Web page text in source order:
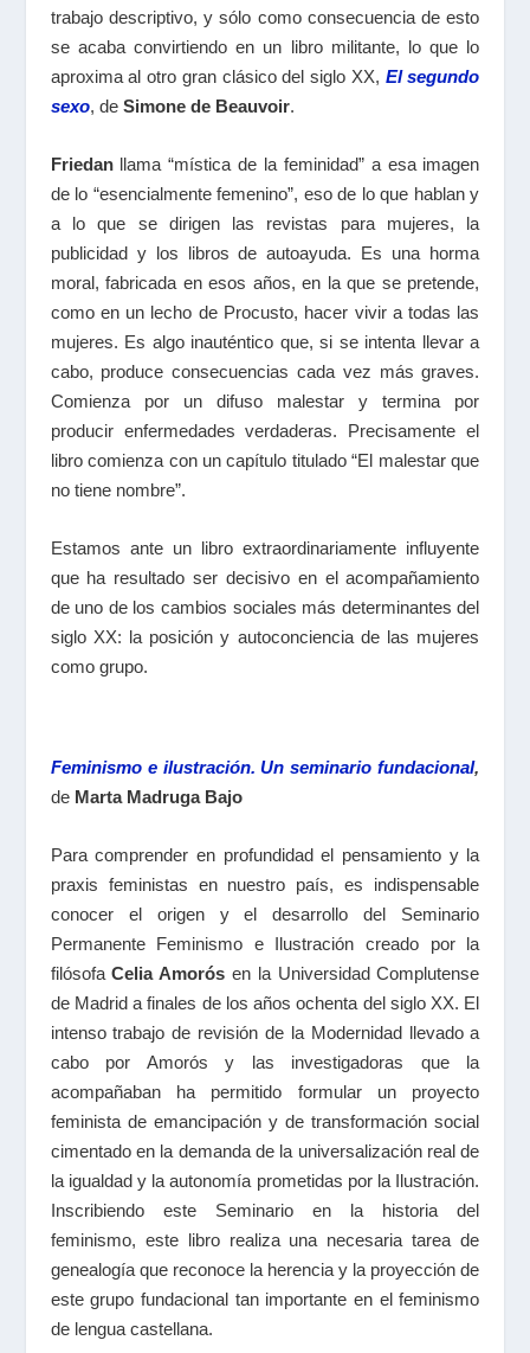
trabajo descriptivo, y sólo como consecuencia de esto
se acaba convirtiendo en un libro militante, lo que lo
aproxima al otro gran clásico del siglo XX, El segundo
sexo, de Simone de Beauvoir.
Friedanllama “mística de la feminidad” a esa imagen
de lo “esencialmente femenino”, eso de lo que hablan y
a lo que se dirigen las revistas para mujeres, la
publicidad y los libros de autoayuda. Es una horma
moral, fabricada en esos años, en la que se pretende,
como en un lecho de Procusto, hacer vivir a todas las
mujeres. Es algo inauténtico que, si se intenta llevar a
cabo, produce consecuencias cada vez más graves.
Comienza por un difuso malestar y termina por
producir enfermedades verdaderas. Precisamente el
libro comienza con un capítulo titulado “El malestar que
no tiene nombre”.
Estamos ante un libro extraordinariamente influyente
que ha resultado ser decisivo en el acompañamiento
de uno de los cambios sociales más determinantes del
siglo XX: la posición y autoconciencia de las mujeres
como grupo.
Feminismo e ilustración. Un seminario fundacional,
de Marta Madruga Bajo
Para comprender en profundidad el pensamiento y la
praxis feministas en nuestro país, es indispensable
conocer el origen y el desarrollo del Seminario
Permanente Feminismo e Ilustración creado por la
filósofaCelia Amorós en la Universidad Complutense
de Madrid a finales de los años ochenta del siglo XX. El
intenso trabajo de revisión de la Modernidad llevado a
cabo por Amorós y las investigadoras que la
acompañaban ha permitido formular un proyecto
feminista de emancipación y de transformación social
cimentado en la demanda de la universalización real de
la igualdad y la autonomía prometidas por la Ilustración.
Inscribiendo este Seminario en la historia del
feminismo, este libro realiza una necesaria tarea de
genealogía que reconoce la herencia y la proyección de
este grupo fundacional tan importante en el feminismo
de lengua castellana.